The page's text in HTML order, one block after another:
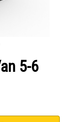
5-6